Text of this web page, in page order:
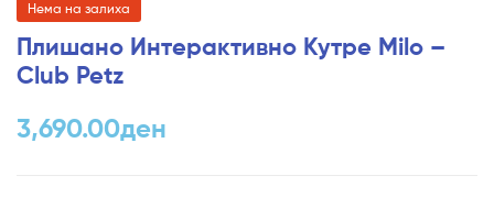
Нема на залиха
Плишано Интерактивно Кутре Milo –
Club Petz
3,690.00ден